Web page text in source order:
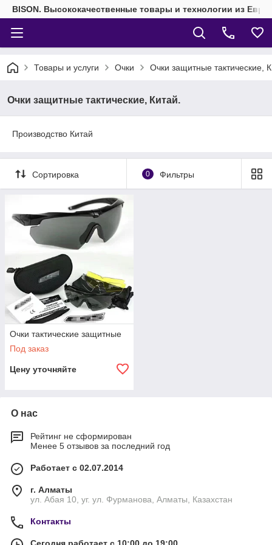
BISON. Высококачественные товары и технологии из
Товары и услуги Очки Очки защитные тактические,
Очки защитные тактические, Китай.
Производство Китай
Сортировка 0 Фильтры
Очки тактические защитные
Под заказ
Цену уточняйте
О нас
Рейтинг не сформирован
Менее 5 отзывов за последний год
Работает с 02.07.2014
г. Алматы
ул. Абая 10, уг. ул. Фурманова, Алматы, Казахстан
Контакты